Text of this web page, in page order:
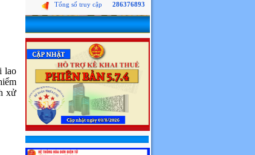
lao
xử
Tổng số truy cập
286376893